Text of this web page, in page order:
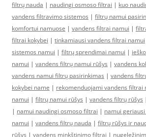
filtrų nauda | naudingi osmoso filtrai | kuo
vandens filtravimo sistemos | filtrų namui
komfortui namuose | vandens filtrai namui |
filtrai kokybei | tinkamiausi vandens filtrai namui
sistemos namui | filtrų sprendimai namui |
namui | vandens filtrų namui rūšys | vandens
vandens namui filtrų pasirinkimas | vandens
kokybei name | rekomenduojami vandens filtrai
namui | filtrų namui rūšys | vandens filtrų rūšys
| namui naudingi osmoso filtrai | namui
namui | vandens filtrų nauda | filtrų rūšys ir
rūšys | vandens minkštinimo filtrai |